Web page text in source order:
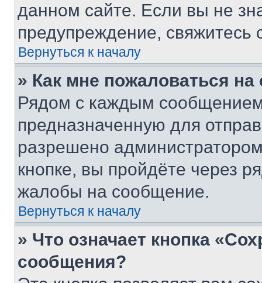
данном сайте. Если вы не
предупреждение,
Вернуться к началу
» Как мне пожаловаться
Рядом с каждым сообщением
предназначенную для
разрешено
кнопке, вы пройдёте через
жалобы на сообщение.
Вернуться к началу
» Что означает кнопка
сообщения?